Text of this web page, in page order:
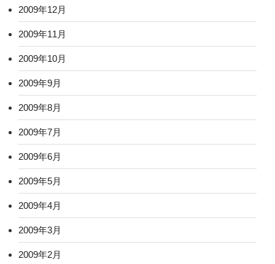
2009年12月
2009年11月
2009年10月
2009年9月
2009年8月
2009年7月
2009年6月
2009年5月
2009年4月
2009年3月
2009年2月